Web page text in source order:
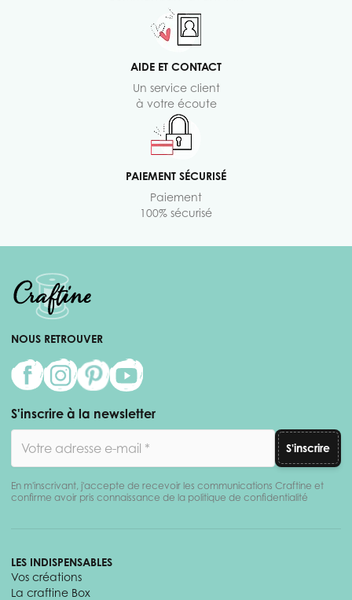
AIDE ET CONTACT
Un service client
à votre écoute
PAIEMENT SÉCURISÉ
Paiement
100% sécurisé
NOUS RETROUVER
S'inscrire à la newsletter
S'inscrire
En m'inscrivant, j'accepte de recevoir les communications Craftine et
confirme avoir pris connaissance de la politique de confidentialité
LES INDISPENSABLES
Vos créations
La craftine Box